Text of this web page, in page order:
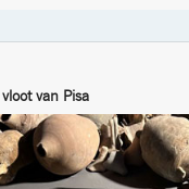
van Pisa